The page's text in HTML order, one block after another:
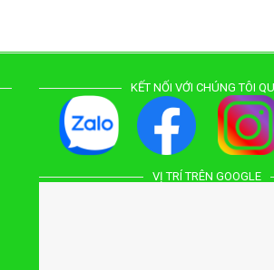
KẾT NỐI VỚI CHÚNG TÔI
VỊ TRÍ TRÊN GOOGLE